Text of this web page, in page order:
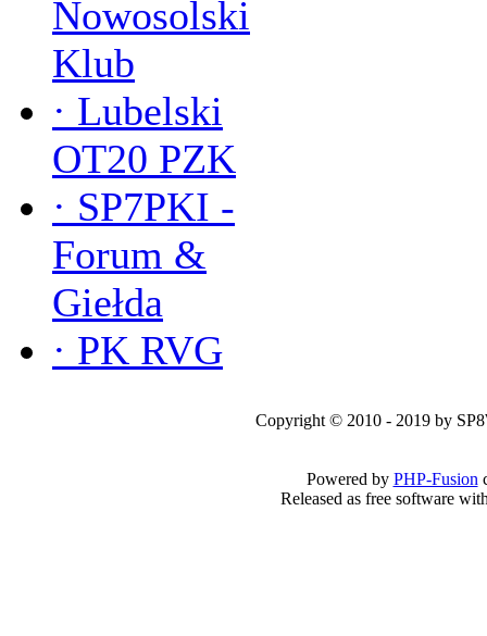
Nowosolski
Klub
· Lubelski
OT20 PZK
· SP7PKI -
Forum &
Giełda
· PK RVG
Copyright © 2010 - 2019 by
Powered by PHP-Fusion
Released as free software